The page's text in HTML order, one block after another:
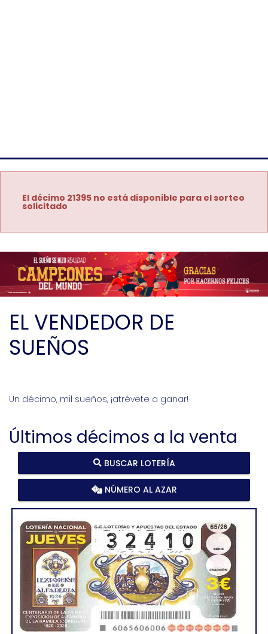
El décimo 21395 no está disponible para el sorteo
solicitado
EL VENDEDOR DE
SUEÑOS
Un décimo, mil sueños, ¡atrévete a ganar!
Últimos décimos a la venta
BUSCAR LOTERÍA
NÚMERO AL AZAR